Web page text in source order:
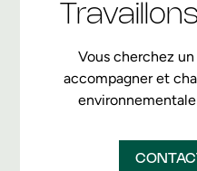
Vous cherchez
accompagner et